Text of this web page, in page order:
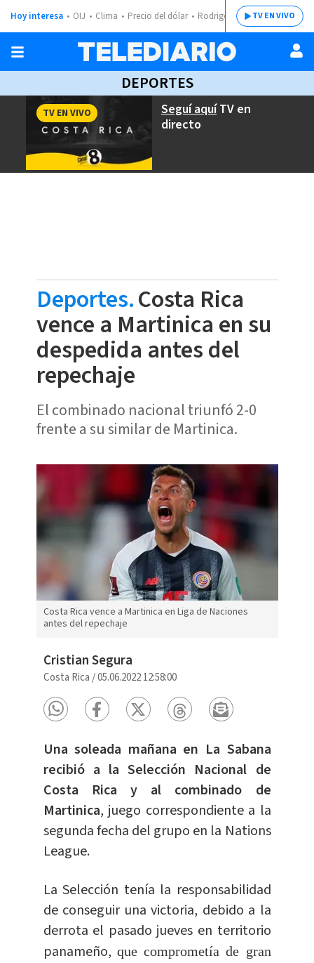
Hoy interesa OIJ Clima Precio del dólar Rodrigo ChavesTV EN VIVO
DEPORTES
Seguí aquíTV en
directo
TV EN VIVO
Deportes.Costa Rica
vence a Martinica en su
despedida antes del
repechaje
El combinado nacional triunfó 2-0
frente a su similar de Martinica.
Costa Rica vence a Martinica en Liga de Naciones
antes del repechaje
Cristian Segura
Costa Rica /05.06.2022 12:58:00
Una soleada mañana en La Sabana
recibió a la Selección Nacional de
Costa Rica y al combinado de
Martinica, juego correspondiente a la
segunda fecha del grupo en la Nations
League.
La Selección tenía la responsabilidad
de conseguir una victoria, debido a la
derrota el pasado jueves en territorio
panameño, que comprometía de gran